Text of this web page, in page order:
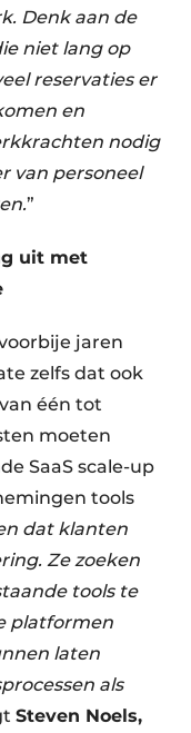
Denk aan de
niet lang op
reservaties er
en
nodig
van personeel
”
uit met
jaren
zelfs dat ook
één tot
moeten
SaaS scale-up
tools
dat klanten
Ze zoeken
tools te
platformen
laten
als
Steven Noels,